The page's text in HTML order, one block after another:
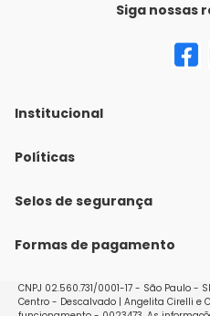
Siga nossas
Institucional
Quem Somos
Nossas lojas
Políticas
Política de Envio
Políticas de Trocas e
Selos de segurança
Formas de pagamento
CNPJ 02.560.731/0001-17 - São Paulo -
Centro - Descalvado | Angelita Cirelli e